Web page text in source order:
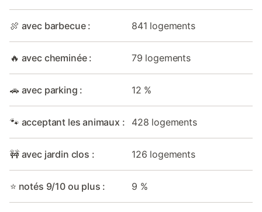
🍖 avec barbecue : 841 logements
🔥 avec cheminée : 79 logements
🚗 avec parking : 12 %
🐾 acceptant les animaux : 428 logements
🚧 avec jardin clos : 126 logements
⭐ notés 9/10 ou plus : 9 %